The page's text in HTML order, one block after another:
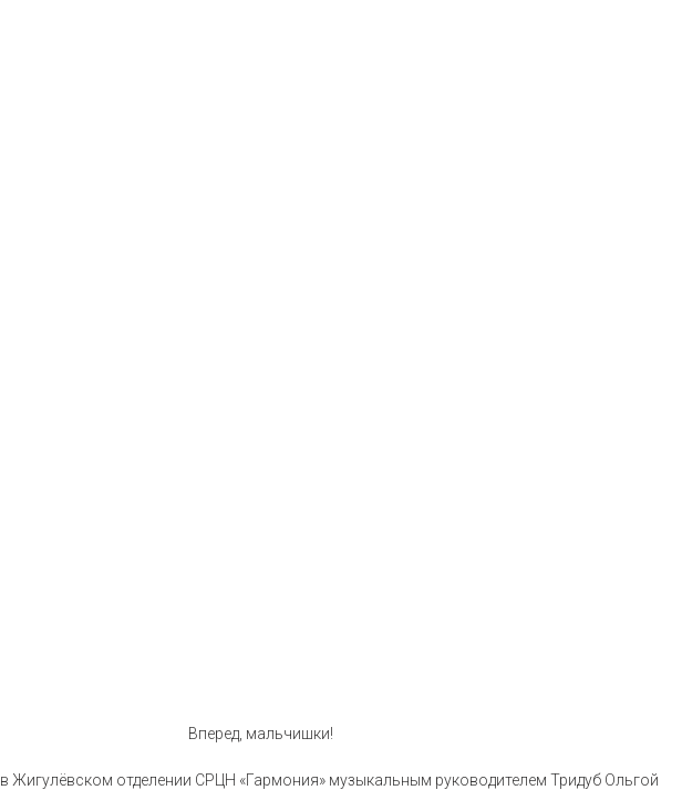
Вперед, мальчишки!
в Жигулёвском отделении СРЦН «Гармония» музыкальным руководителем Тридуб Ольгой